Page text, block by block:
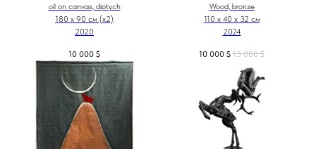
oil on canvas, diptych
180 x 90 см (х2)
2020
10 000 $
Wood, bronze
110 х 40 х 32 см
2024
10 000 $ 13 000 $